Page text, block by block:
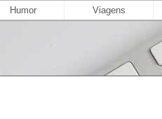
Humor Viagens